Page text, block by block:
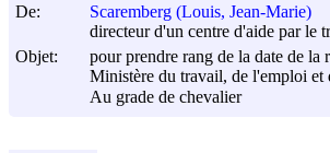
De:
Scaremberg (Louis, Jean-Marie)
directeur d'un centre d'aide par le
Objet:
pour prendre rang de la date de la
Ministère du travail, de l'emploi et
Au grade de chevalier